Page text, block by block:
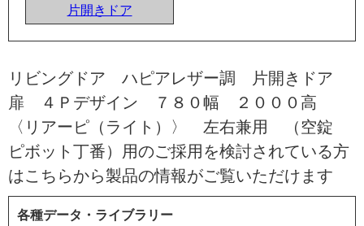
片開きドア
リビングドア ハピアレザー調 片開きドア
扉 ４Ｐデザイン ７８０幅 ２０００高
〈リアーピ（ライト）〉 左右兼用 （空錠
ピボット丁番）用のご採用を検討されている方
はこちらから製品の情報がご覧いただけます
各種データ・ライブラリー